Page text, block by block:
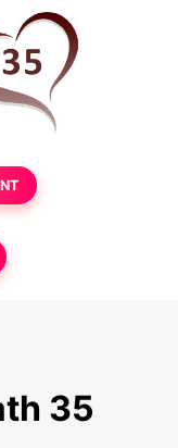
35